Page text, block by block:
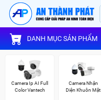
DANH MỤC SẢN PHẨM
Camera Ip AI Full
Color Vantech
Camera Nhận
Diện Khuôn Mặt